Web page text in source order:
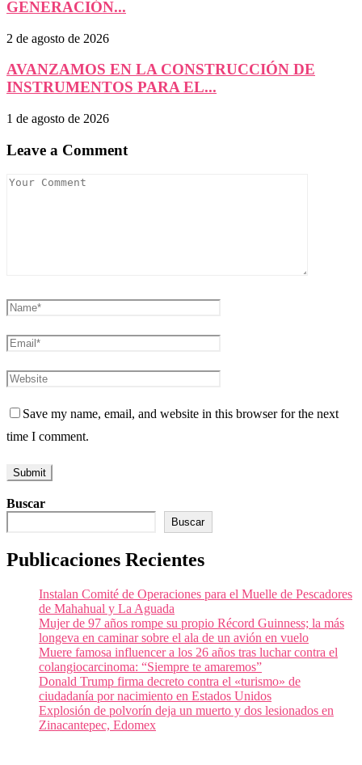
GENERACIÓN...
2 de agosto de 2026
AVANZAMOS EN LA CONSTRUCCIÓN DE
INSTRUMENTOS PARA EL...
1 de agosto de 2026
Leave a Comment
Save my name, email, and website in this browser for the next
time I comment.
Buscar
Buscar
Publicaciones Recientes
Instalan Comité de Operaciones para el Muelle de Pescadores
de Mahahual y La Aguada
Mujer de 97 años rompe su propio Récord Guinness; la más
longeva en caminar sobre el ala de un avión en vuelo
Muere famosa influencer a los 26 años tras luchar contra el
colangiocarcinoma: “Siempre te amaremos”
Donald Trump firma decreto contra el «turismo» de
ciudadanía por nacimiento en Estados Unidos
Explosión de polvorín deja un muerto y dos lesionados en
Zinacantepec, Edomex